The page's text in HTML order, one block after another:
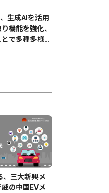
生成AIを活用
機能を強化、
で多種多様な
、三大新興メ
の中国EVメ